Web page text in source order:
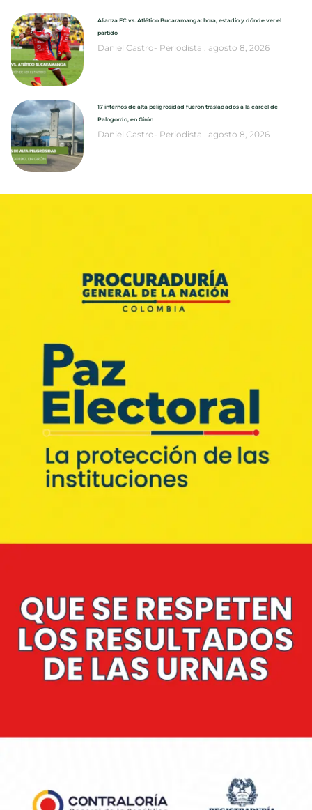
Alianza FC vs. Atlético Bucaramanga: hora, estadio y dónde ver el
partido
Daniel Castro- Periodista agosto 8, 2026
17 internos de alta peligrosidad fueron trasladados a la cárcel de
Palogordo, en Girón
Daniel Castro- Periodista agosto 8, 2026